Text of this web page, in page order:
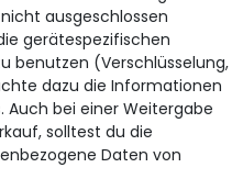
ausgeschlossen
gerätespezifischen
benutzen (Verschlüsselung,
dazu die Informationen
Auch bei einer Weitergabe
solltest du die
Daten von